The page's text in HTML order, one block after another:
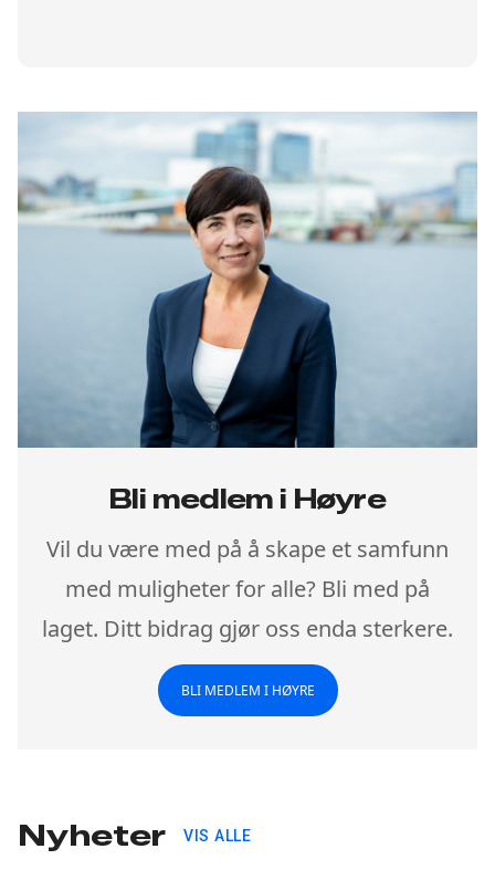
Bli medlem i Høyre
Vil du være med på å skape et samfunn
med muligheter for alle? Bli med på
laget. Ditt bidrag gjør oss enda sterkere.
BLI MEDLEM I HØYRE
Nyheter VIS ALLE